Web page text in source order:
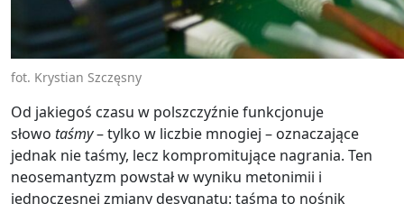
fot. Krystian Szczęsny
Od jakiegoś czasu w polszczyźnie funkcjonuje
słowo taśmy– tylko w liczbie mnogiej – oznaczające
jednak nie taśmy, lecz kompromitujące nagrania. Ten
neosemantyzm powstał w wyniku metonimii i
jednoczesnej zmiany desygnatu: taśma to nośnik